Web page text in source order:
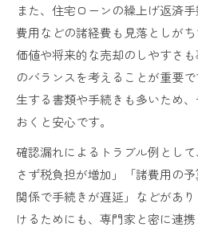
また、住宅ローンの繰上げ返済
費用などの諸経費も見落としが
価値や将来的な売却のしやすさ
のバランスを考えることが重要
生する書類や手続きも多いため
おくと安心です。
確認漏れによるトラブル例とし
さず税負担が増加」「諸費用の
関係で手続きが遅延」などがあ
けるためにも、専門家と密に連